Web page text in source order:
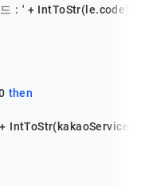
: ' + IntToStr(le.code)
then
+